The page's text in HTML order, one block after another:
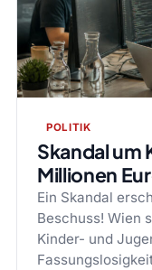
POLITIK
Skandal um
Millionen
Ein Skandal
Beschuss! Wien
Kinder- und